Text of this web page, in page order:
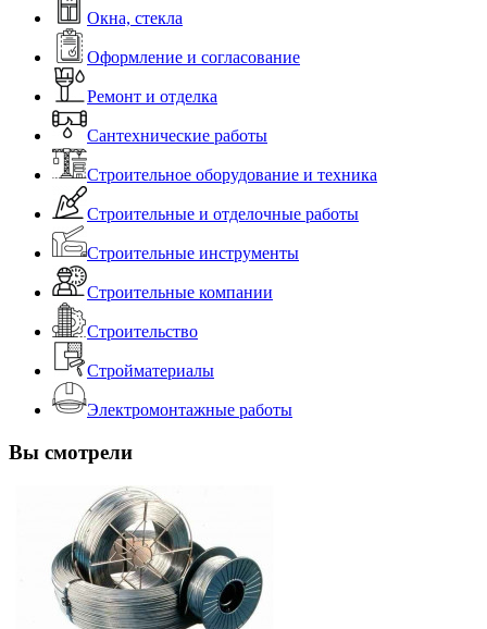
Окна, стекла
Оформление и согласование
Ремонт и отделка
Сантехнические работы
Строительное оборудование и техника
Строительные и отделочные работы
Строительные инструменты
Строительные компании
Строительство
Стройматериалы
Электромонтажные работы
Вы смотрели